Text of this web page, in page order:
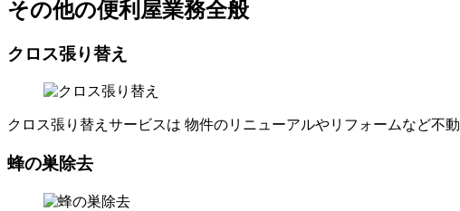
その他の便利屋業務全般
クロス張り替え
クロス張り替えサービスは 物件のリニューアルやリフォームなど不
蜂の巣除去